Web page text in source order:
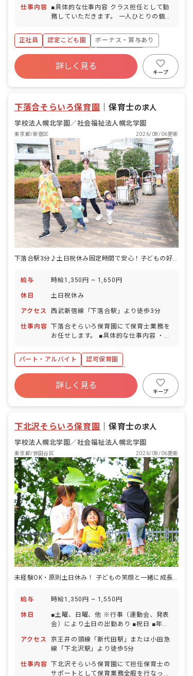
暇 産前産後・育児休暇（毎年20名前後
の産休・育休取得実績あり） 介護休暇
仕事内容
■具体的な仕事内容 クラス担任として勤
務していただきます。 一人ひとりの個性
感性や思いやりの心を育む保育を行って
います。 ＜クラス定員＞ 0歳児クラス
5名／職員1名 1歳児クラス 17名／職員
1名 2歳児クラス 17名／職員2名 3歳児
クラス 17名／職員1名 4歳児クラス
きてく子」をスローガンに、自信を持っ
た 主体性のある子どもを育みます。幅広
いカリキュラムや 食育活動を取り入れ、
感じる心や考える力を伸ばしていきま
す。
正社員 認定こども園
ボーナス・賞与あり
寮・住宅・家賃補助あり
社会保険完備
福利厚生充実
退職金制度
詳しく見る
キープ
下落合そらいろ保育園 ｜保育士の求人
学校法人幌北学園／社会福祉法人幌北学園
東京都/新宿区 2026/08/06更新
下落合駅3分♪土日祝休み固定時間で安心！子どもの好奇心を育む保育士募集
給与 時給1,350円 ~ 1,650円
休日 土日祝休み
アクセス 西武新宿線「下落合駅」より徒歩3分
仕事内容 下落合そらいろ保育園にて保育士業務を
お任せします。 ■具体的な仕事内容 ・フ
習慣（食べる、眠る、着替えるなど）の
サポート ・保育園での身の回りのお世話
・園内、園外遊びの実施及び見守り ・集
団生活を通した社会性の取得支援 ・遊び
を通した心身の健やかな成長支援 ・担任
パート・アルバイト
認可保育園
社会保険完備
土日祝休み
有給
昇給昇進あり
産休育休制度
詳しく見る
キープ
下北沢そらいろ保育園 ｜保育士の求人
学校法人幌北学園／社会福祉法人幌北学園
東京都/世田谷区 2026/08/06更新
給与 時給1,350円 ~ 1,550円
休日
■土曜、日曜、他 ※行事（運動会、発表
会）により土日の出勤あり ■祝日 ■年末
慶弔休暇 ■産前産後・育児休暇 ■介護・
看護休暇
アクセス
京王井の頭線「新代田駅」または小田急
線「下北沢駅」より徒歩5分
仕事内容 下北沢そらいろ保育園にて担任保育士の
サポートとして保育業務全般を行なって